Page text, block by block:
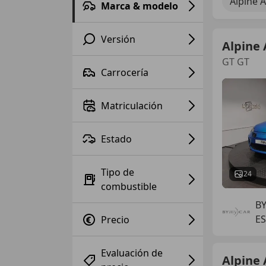
Marca & modelo
Versión
Carrocería
Matriculación
Estado
Tipo de
combustible
Precio
Evaluación de
Alpine
GT GT
24
Alpine